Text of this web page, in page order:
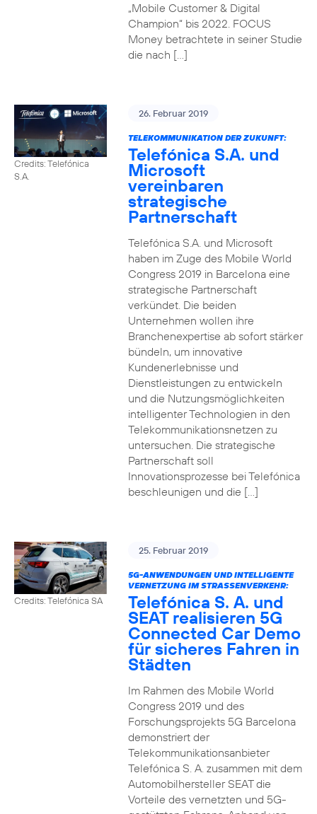
„Mobile Customer & Digital
Champion“ bis 2022. FOCUS
Money betrachtete in seiner Studie
die nach […]
Credits: Telefónica
S.A.
26. Februar 2019
TELEKOMMUNIKATION DER ZUKUNFT:
Telefónica S.A. und
Microsoft
vereinbaren
strategische
Partnerschaft
Telefónica S.A. und Microsoft
haben im Zuge des Mobile World
Congress 2019 in Barcelona eine
strategische Partnerschaft
verkündet. Die beiden
Unternehmen wollen ihre
Branchenexpertise ab sofort stärker
bündeln, um innovative
Kundenerlebnisse und
Dienstleistungen zu entwickeln
und die Nutzungsmöglichkeiten
intelligenter Technologien in den
Telekommunikationsnetzen zu
untersuchen. Die strategische
Partnerschaft soll
Innovationsprozesse bei Telefónica
beschleunigen und die […]
Credits: Telefónica SA
25. Februar 2019
5G-ANWENDUNGEN UND INTELLIGENTE
VERNETZUNG IM STRASSENVERKEHR:
Telefónica S. A. und
SEAT realisieren 5G
Connected Car Demo
für sicheres Fahren in
Städten
Im Rahmen des Mobile World
Congress 2019 und des
Forschungsprojekts 5G Barcelona
demonstriert der
Telekommunikationsanbieter
Telefónica S. A. zusammen mit dem
Automobilhersteller SEAT die
Vorteile des vernetzten und 5G-